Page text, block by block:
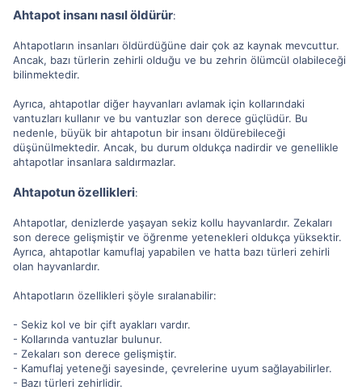
Ahtapot insanı nasıl öldürür:
Ahtapotların insanları öldürdüğüne dair çok az kaynak mevcuttur.
Ancak, bazı türlerin zehirli olduğu ve bu zehrin ölümcül olabileceği
bilinmektedir.
Ayrıca, ahtapotlar diğer hayvanları avlamak için kollarındaki
vantuzları kullanır ve bu vantuzlar son derece güçlüdür. Bu
nedenle, büyük bir ahtapotun bir insanı öldürebileceği
düşünülmektedir. Ancak, bu durum oldukça nadirdir ve genellikle
ahtapotlar insanlara saldırmazlar.
Ahtapotun özellikleri:
Ahtapotlar, denizlerde yaşayan sekiz kollu hayvanlardır. Zekaları
son derece gelişmiştir ve öğrenme yetenekleri oldukça yüksektir.
Ayrıca, ahtapotlar kamuflaj yapabilen ve hatta bazı türleri zehirli
olan hayvanlardır.
Ahtapotların özellikleri şöyle sıralanabilir:
- Sekiz kol ve bir çift ayakları vardır.
- Kollarında vantuzlar bulunur.
- Zekaları son derece gelişmiştir.
- Kamuflaj yeteneği sayesinde, çevrelerine uyum sağlayabilirler.
- Bazı türleri zehirlidir.